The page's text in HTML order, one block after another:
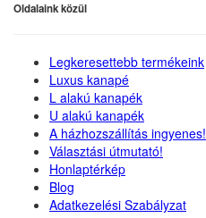
Oldalaink közül
Legkeresettebb termékeink
Luxus kanapé
L alakú kanapék
U alakú kanapék
A házhozszállítás ingyenes!
Választási útmutató!
Honlaptérkép
Blog
Adatkezelési Szabályzat